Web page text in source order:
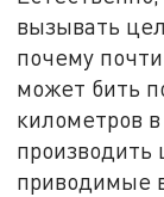
вызывать
почему
может бить
километров
приводимые